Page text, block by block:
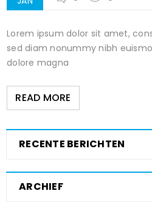
Lorem ipsum dolor sit amet,
sed diam nonummy nibh
dolore magna
READ MORE
RECENTE BERICHTEN
ARCHIEF